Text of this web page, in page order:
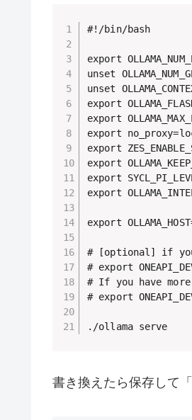
#!/bin/bash
export
unset
unset
export
export
export
export
export
export
export
export
# [optional] if you
# export
# If you have
# export
./ollama serve
書き換えたら保存して